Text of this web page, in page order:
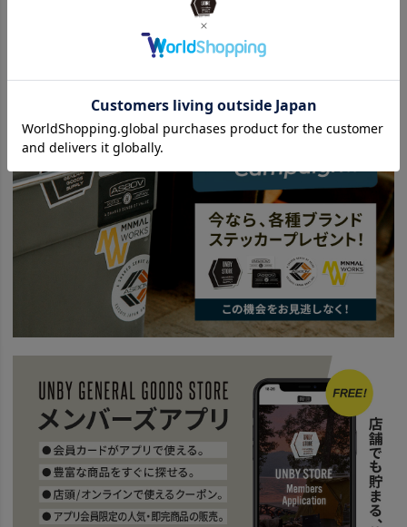
UNBYソース再入荷
UNBY スパイスバー
BRAND UNBY SELECT ETC. - その他
ITEM キッチン・インテリア・収納 調味料 ソース
ITEM キッチン・インテリア・収納 キッチンツール
アウトドア・キャンプ用品 食品・調味料